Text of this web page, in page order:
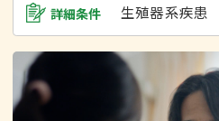
詳細条件 生殖器系疾患